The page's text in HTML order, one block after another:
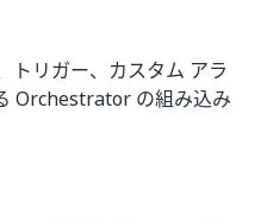
トリガー、カスタム アラ
Orchestrator の組み込み